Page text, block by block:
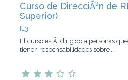
Curso de DirecciÃ³n de
Superior)
IL3
El curso estÃ¡ dirigido a personas
tienen responsabilidades sobre...